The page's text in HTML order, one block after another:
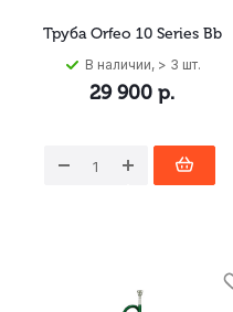
Труба Orfeo 10 Series Bb
В наличии, > 3 шт.
29 900 р.